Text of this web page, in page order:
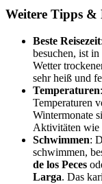
Weitere Tipps &
Beste Reisezeit
besuchen, ist
Wetter
sehr heiß und
Temperaturen
Temperaturen
Wintermonate
Aktivitäten wie
Schwimmen:
schwimmen,
de los Peces
Larga. Das